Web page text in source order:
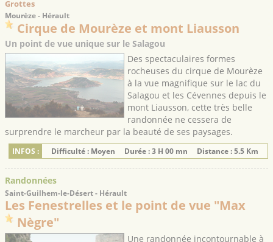
Grottes
Mourèze - Hérault
Cirque de Mourèze et mont Liausson
Un point de vue unique sur le Salagou
Des spectaculaires formes
rocheuses du cirque de Mourèze
à la vue magnifique sur le lac du
Salagou et les Cévennes depuis le
mont Liausson, cette très belle
randonnée ne cessera de
surprendre le marcheur par la beauté de ses paysages.
INFOS : Difficulté : Moyen Durée : 3 H 00 mn Distance : 5.5 Km
Randonnées
Saint-Guilhem-le-Désert - Hérault
Les Fenestrelles et le point de vue "Max
Nègre"
Une randonnée incontournable à